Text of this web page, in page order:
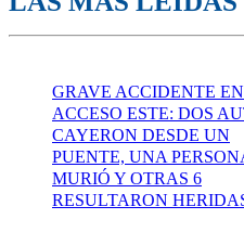
GRAVE ACCIDENTE
ACCESO ESTE: DOS
CAYERON DESDE UN
PUENTE, UNA
MURIÓ Y OTRAS 6
RESULTARON